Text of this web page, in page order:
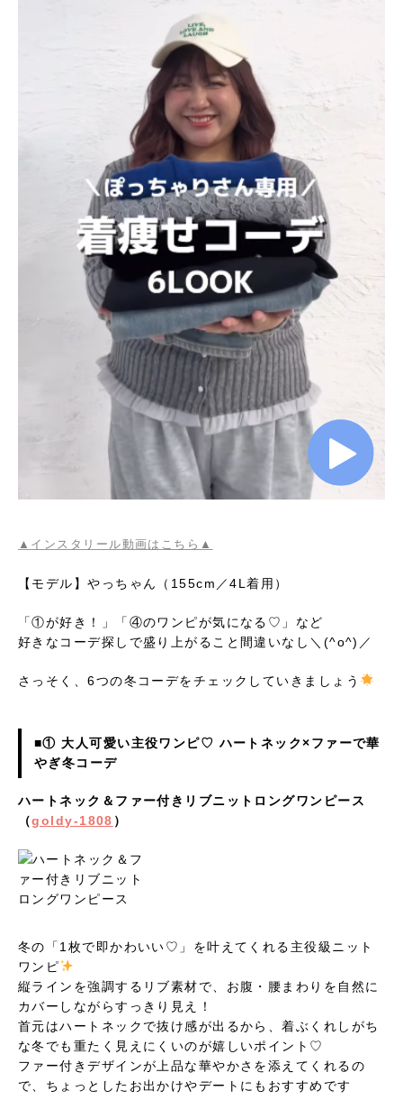
▲インスタリール動画はこちら▲
【モデル】やっちゃん（155cm／4L着用）
「①が好き！」「④のワンピが気になる♡」など
好きなコーデ探しで盛り上がること間違いなし＼(^o^)／
さっそく、6つの冬コーデをチェックしていきましょう
■① 大人可愛い主役ワンピ♡ ハートネック×ファーで華
やぎ冬コーデ
ハートネック＆ファー付きリブニットロングワンピース
（goldy-1808 ）
冬の「1枚で即かわいい♡」を叶えてくれる主役級ニット
ワンピ
縦ラインを強調するリブ素材で、お腹・腰まわりを自然に
カバーしながらすっきり見え！
首元はハートネックで抜け感が出るから、着ぶくれしがち
な冬でも重たく見えにくいのが嬉しいポイント♡
ファー付きデザインが上品な華やかさを添えてくれるの
で、ちょっとしたお出かけやデートにもおすすめです